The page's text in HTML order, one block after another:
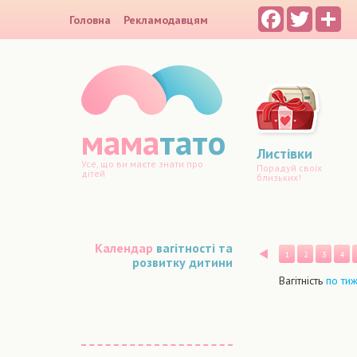
Головна Рекламодавцям FacebookTwitter
маматато
Усе, що ви маєте знати про
дітей
Листівки
Порадуй своїх
близьких!
Календар вагітності та
розвитку дитини
Назад
1 2 3 4
Вагітність по